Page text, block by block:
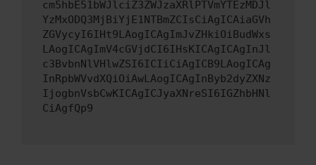
cm5hbE51bWJlciZ3ZWJzaXRlPTVmYTEzMDJl
YzMxODQ3MjBiYjE1NTBmZCIsCiAgICAiaGVh
ZGVycyI6IHt9LAogICAgImJvZHkiOiBudWxs
LAogICAgImV4cGVjdCI6IHsKICAgICAgInJl
c3BvbnNlVHlwZSI6ICIiCiAgICB9LAogICAg
InRpbWVvdXQiOiAwLAogICAgInByb2dyZXNz
IjogbnVsbCwKICAgICJyaXNreSI6IGZhbHNl
CiAgfQp9